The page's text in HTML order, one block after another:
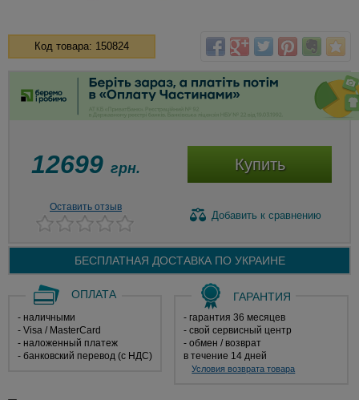
Код товара: 150824
12699 грн. Купить
Оставить отзыв
Добавить к сравнению
БЕСПЛАТНАЯ ДОСТАВКА ПО УКРАИНЕ
ОПЛАТА
- наличными
- Visa / MasterCard
- наложенный платеж
- банковский перевод (с НДС)
ГАРАНТИЯ
- гарантия 36 месяцев
- свой сервисный центр
- обмен / возврат
в течение 14 дней
Условия возврата товара